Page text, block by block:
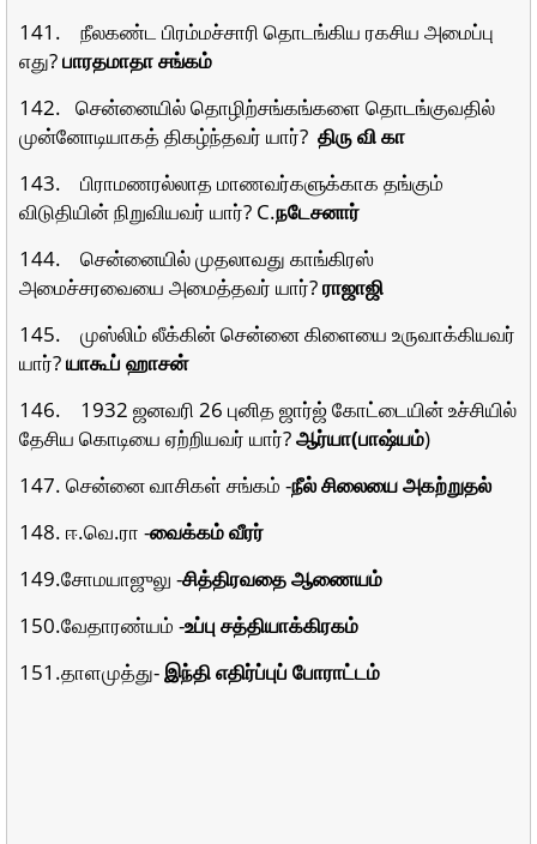
141. நீலகண்ட பிரம்மச்சாரி தொடங்கிய ரகசிய அமைப்பு
எது?பாரதமாதா சங்கம்
142. சென்னையில் தொழிற்சங்கங்களை தொடங்குவதில்
முன்னோடியாகத் திகழ்ந்தவர் யார்? திரு வி கா
143. பிராமணரல்லாத மாணவர்களுக்காக தங்கும்
விடுதியின் நிறுவியவர் யார்? C.நடேசனார்
144. சென்னையில் முதலாவது காங்கிரஸ்
அமைச்சரவையை அமைத்தவர் யார்?ராஜாஜி
145. முஸ்லிம் லீக்கின் சென்னை கிளையை உருவாக்கியவர்
யார்?யாகூப் ஹாசன்
146. 1932 ஜனவரி 26 புனித ஜார்ஜ் கோட்டையின் உச்சியில்
தேசிய கொடியை ஏற்றியவர் யார்?ஆர்யா(பாஷ்யம்)
147. சென்னை வாசிகள் சங்கம் -நீல் சிலையை அகற்றுதல்
148. ஈ.வெ.ரா -வைக்கம் வீரர்
149.சோமயாஜுலு -சித்திரவதை ஆணையம்
150.வேதாரண்யம் -உப்பு சத்தியாக்கிரகம்
151.தாளமுத்து-இந்தி எதிர்ப்புப் போராட்டம்